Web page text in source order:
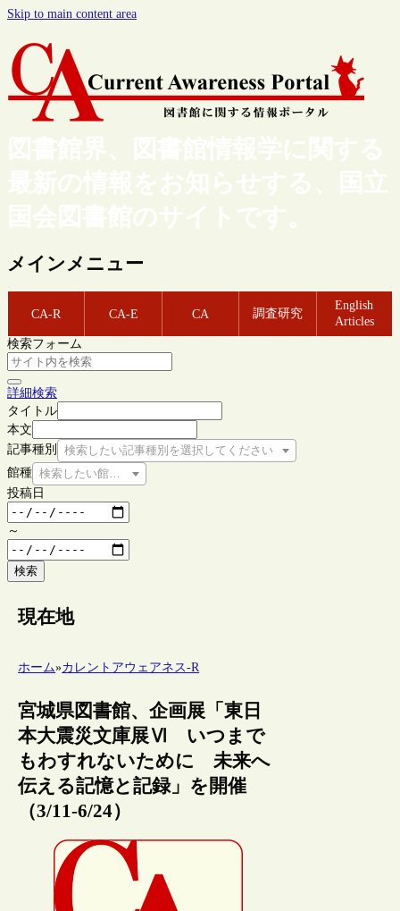
Skip to main content area
図書館界、図書館情報学に関する
最新の情報をお知らせする、国立
国会図書館のサイトです。
メインメニュー
CA-R CA-E CA 調査研究
English
Articles
検索フォーム
詳細検索
タイトル
本文
記事種別
検索したい記事種別を選択してください
館種 検索したい館種を選択してください
投稿日
～
検索
現在地
ホーム»カレントアウェアネス-R
宮城県図書館、企画展「東日
本大震災文庫展Ⅵ いつまで
もわすれないために 未来へ
伝える記憶と記録」を開催
（3/11-6/24）